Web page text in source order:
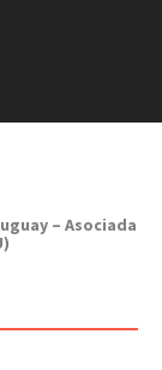
– Asociada